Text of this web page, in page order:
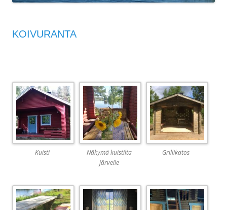
KOIVURANTA
Kuisti
Näkymä kuistilta
järvelle
Grillikatos